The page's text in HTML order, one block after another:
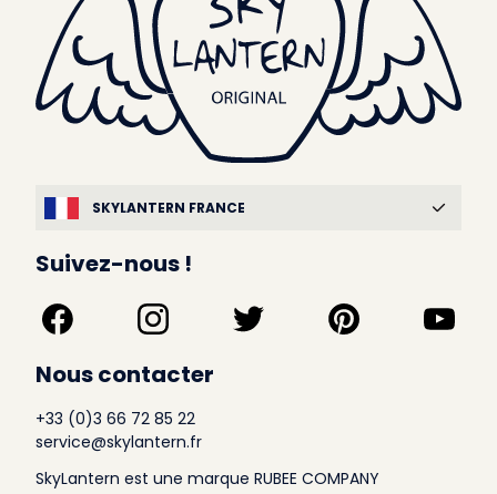
SKYLANTERN FRANCE
Suivez-nous !
Nous contacter
+33 (0)3 66 72 85 22
service@skylantern.fr
SkyLantern est une marque RUBEE COMPANY